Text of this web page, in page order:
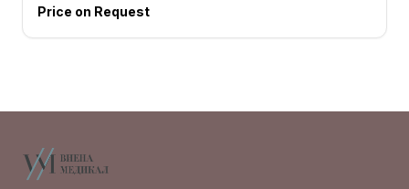
Price on Request